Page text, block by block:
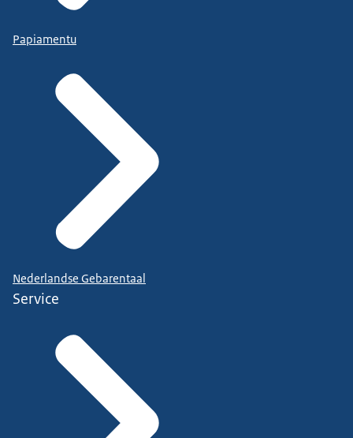
Papiamentu
Nederlandse Gebarentaal
Service